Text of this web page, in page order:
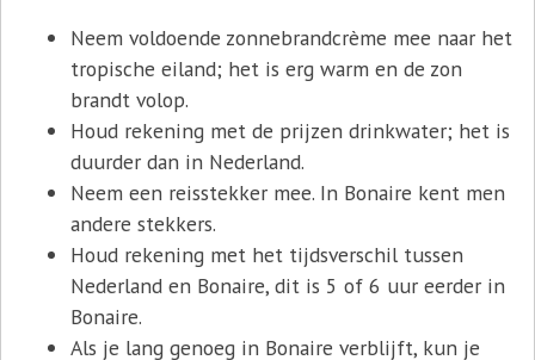
Neem voldoende zonnebrandcrème mee naar het
tropische eiland; het is erg warm en de zon
brandt volop.
Houd rekening met de prijzen drinkwater; het is
duurder dan in Nederland.
Neem een reisstekker mee. In Bonaire kent men
andere stekkers.
Houd rekening met het tijdsverschil tussen
Nederland en Bonaire, dit is 5 of 6 uur eerder in
Bonaire.
Als je lang genoeg in Bonaire verblijft, kun je